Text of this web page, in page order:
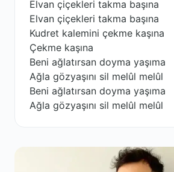
Elvan çiçekleri takma başına
Elvan çiçekleri takma başına
Kudret kalemini çekme kaşına
Çekme kaşına
Beni ağlatırsan doyma yaşıma
Ağla gözyaşını sil melûl melûl
Beni ağlatırsan doyma yaşıma
Ağla gözyaşını sil melûl melûl